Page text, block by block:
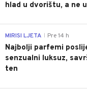
hlad u dvorištu, a ne
MIRISI LJETA Pre 14 h
Najbolji parfemi
senzualni luksuz,
ten